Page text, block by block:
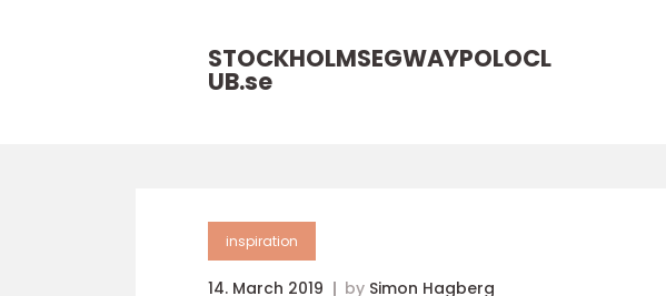
STOCKHOLMSEGWAYPOLOCL
UB.se
inspiration
14. March 2019 by Simon Hagberg